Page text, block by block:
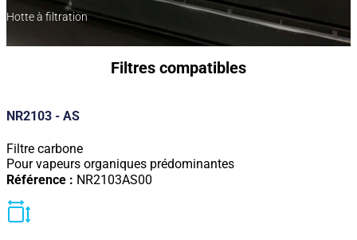
Hotte à filtration
Filtres compatibles
NR2103 - AS
Filtre carbone
Pour vapeurs organiques prédominantes
Référence : NR2103AS00